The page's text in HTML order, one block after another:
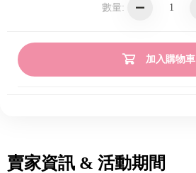
數量:
加入購物車
賣家資訊 & 活動期間